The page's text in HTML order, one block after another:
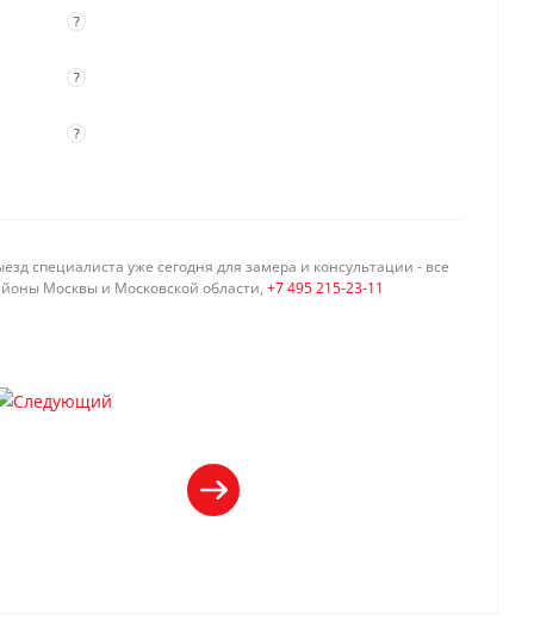
?
?
?
специалиста уже сегодня для замера и консультации - все
Москвы и Московской области, +7 495 215-23-11